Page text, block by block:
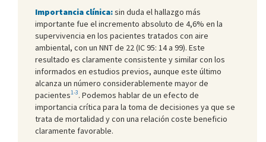
Importancia clínica:sin duda el hallazgo más
importante fue el incremento absoluto de 4,6% en la
supervivencia en los pacientes tratados con aire
ambiental, con un NNT de 22 (IC 95: 14 a 99). Este
resultado es claramente consistente y similar con los
informados en estudios previos, aunque este último
alcanza un número considerablemente mayor de
pacientes1-3. Podemos hablar de un efecto de
importancia crítica para la toma de decisiones ya que se
trata de mortalidad y con una relación coste beneficio
claramente favorable.